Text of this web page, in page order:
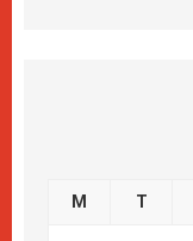
M T